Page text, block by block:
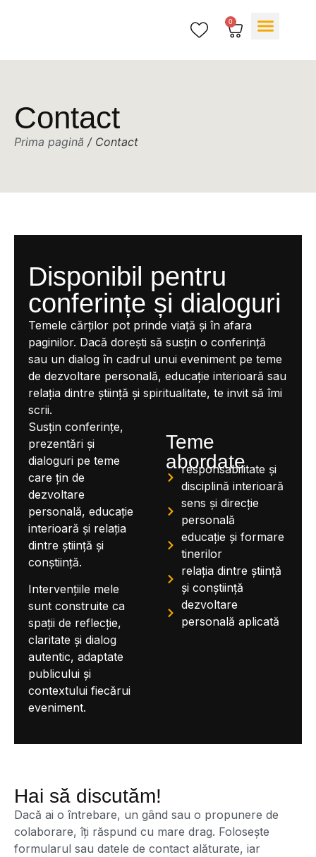
0
Contact
Prima pagină / Contact
Disponibil pentru
conferințe și dialoguri
Temele cărților pot prinde viață și în afara
paginilor. Dacă dorești să susțin o conferință
sau un dialog în cadrul unui eveniment pe teme
de dezvoltare personală, educație interioară sau
relația dintre știință și spiritualitate, te invit să îmi
scrii.
Susțin conferințe,
prezentări și
dialoguri pe teme
care țin de
dezvoltare
personală, educație
interioară și relația
dintre știință și
conștiință.
Intervențiile mele
sunt construite ca
spații de reflecție,
claritate și dialog
autentic, adaptate
publicului și
contextului fiecărui
eveniment.
Teme
abordate
responsabilitate și
disciplină interioară
sens și direcție
personală
educație și formare
tinerilor
relația dintre știință
și conștiință
dezvoltare
personală aplicată
Hai să discutăm!
Dacă ai o întrebare, un gând sau o propunere de
colaborare, îți răspund cu mare drag. Folosește
formularul sau datele de contact alăturate, iar